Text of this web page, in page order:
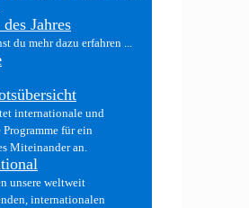
Jahres
du mehr dazu erfahren ...
internationale und
für ein
Miteinander an.
unsere weltweit
internationalen